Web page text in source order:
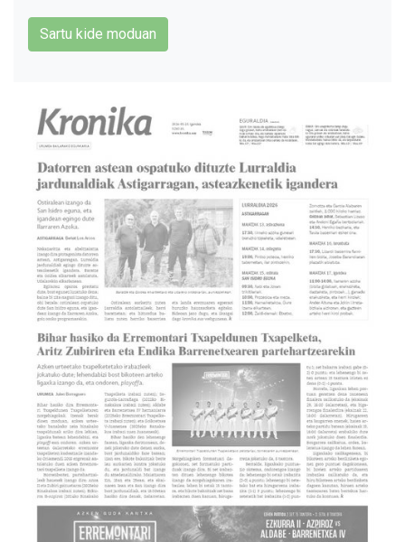
Sartu kide moduan